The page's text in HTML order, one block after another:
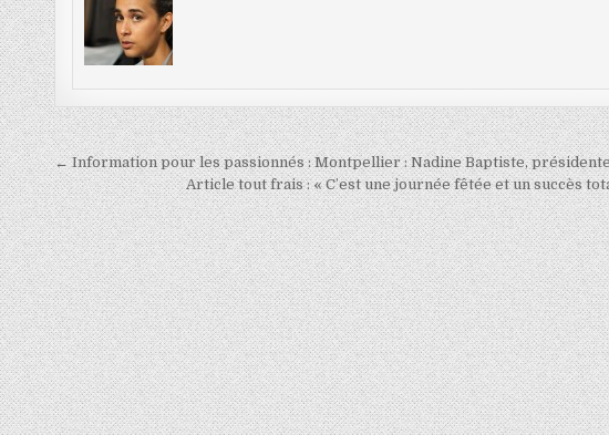
Navigation
de
l’article
← Information pour les passionnés : Montpellier : Nadine Baptiste,
Article tout frais : « C’est une journée fêtée et un succès